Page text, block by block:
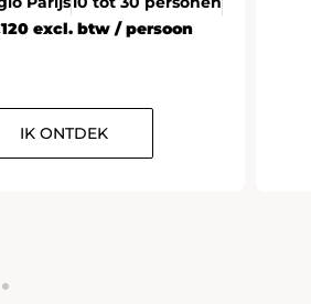
excl. btw / persoon
IK ONTDEK